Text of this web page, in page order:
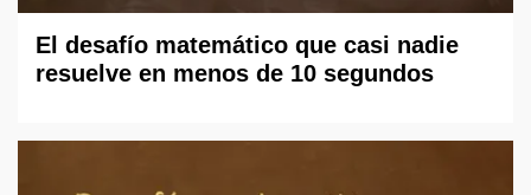
El desafío matemático que casi nadie
resuelve en menos de 10 segundos